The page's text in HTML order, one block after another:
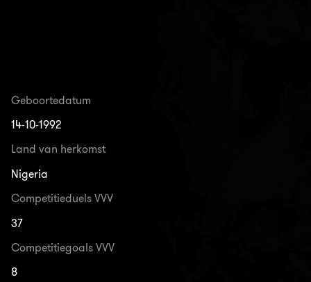
Geboortedatum
14-10-1992
Land van herkomst
Nigeria
Competitieduels VVV
37
Competitiegoals VVV
8